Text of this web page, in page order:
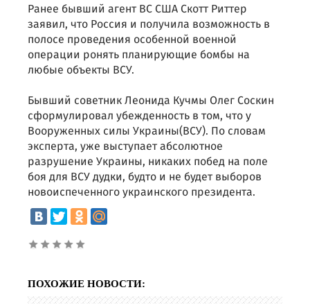
Ранее бывший агент ВС США Скотт Риттер
заявил, что Россия и получила возможность в
полосе проведения особенной военной
операции ронять планирующие бомбы на
любые объекты ВСУ.
Бывший советник Леонида Кучмы Олег Соскин
сформулировал убежденность в том, что у
Вооруженных силы Украины(ВСУ). По словам
эксперта, уже выступает абсолютное
разрушение Украины, никаких побед на поле
боя для ВСУ дудки, будто и не будет выборов
новоиспеченного украинского президента.
ПОХОЖИЕ НОВОСТИ: